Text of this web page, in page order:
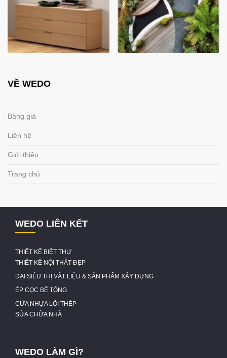
VỀ WEDO
Bảng giá
Liên hệ
Giới thiệu
Trang chủ
WEDO LIÊN KẾT
THIẾT KẾ BIỆT THỰ
THIẾT KẾ NỘI THẤT ĐẸP
ĐẠI SIÊU THỊ VẬT LIỆU & SẢN PHẨM XÂY DỰNG
ÉP CỌC BÊ TÔNG
CỬA NHỰA LÕI THÉP
SỬA CHỮA NHÀ
WEDO LÀM GÌ?